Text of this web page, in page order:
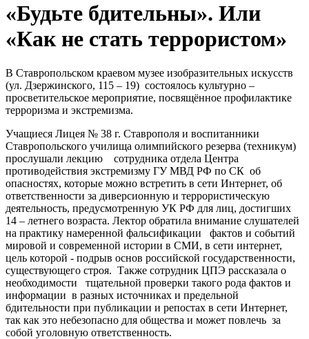
«Будьте бдительны». Или
«Как не стать террористом»
В Ставропольском краевом музее изобразительных искусств
(ул. Дзержинского, 115 – 19) состоялось культурно –
просветительское мероприятие, посвящённое профилактике
терроризма и экстремизма.
Учащиеся Лицея № 38 г. Ставрополя и воспитанники
Ставропольского училища олимпийского резерва (техникум)
прослушали лекцию сотрудника отдела Центра
противодействия экстремизму ГУ МВД РФ по СК об
опасностях, которые можно встретить в сети Интернет, об
ответственности за диверсионную и террористическую
деятельность, предусмотренную УК РФ для лиц, достигших
14 – летнего возраста. Лектор обратила внимание слушателей
на практику намеренной фальсификации фактов и событий
мировой и современной истории в СМИ, в сети интернет,
цель которой - подрыв основ российской государственности,
существующего строя. Также сотрудник ЦПЭ рассказала о
необходимости тщательной проверки такого рода фактов и
информации в разных источниках и предельной
бдительности при публикации и репостах в сети Интернет,
так как это небезопасно для общества и может повлечь за
собой уголовную ответственность.